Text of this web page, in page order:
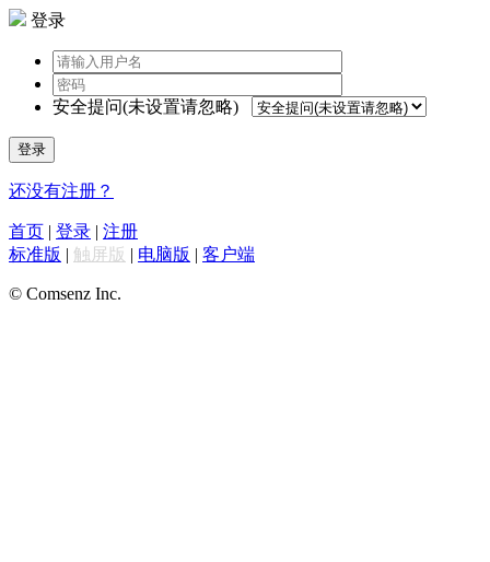
登录
安全提问(未设置请忽略)
登录
还没有注册？
首页 | 登录 | 注册
标准版 | 触屏版 | 电脑版 | 客户端
© Comsenz Inc.